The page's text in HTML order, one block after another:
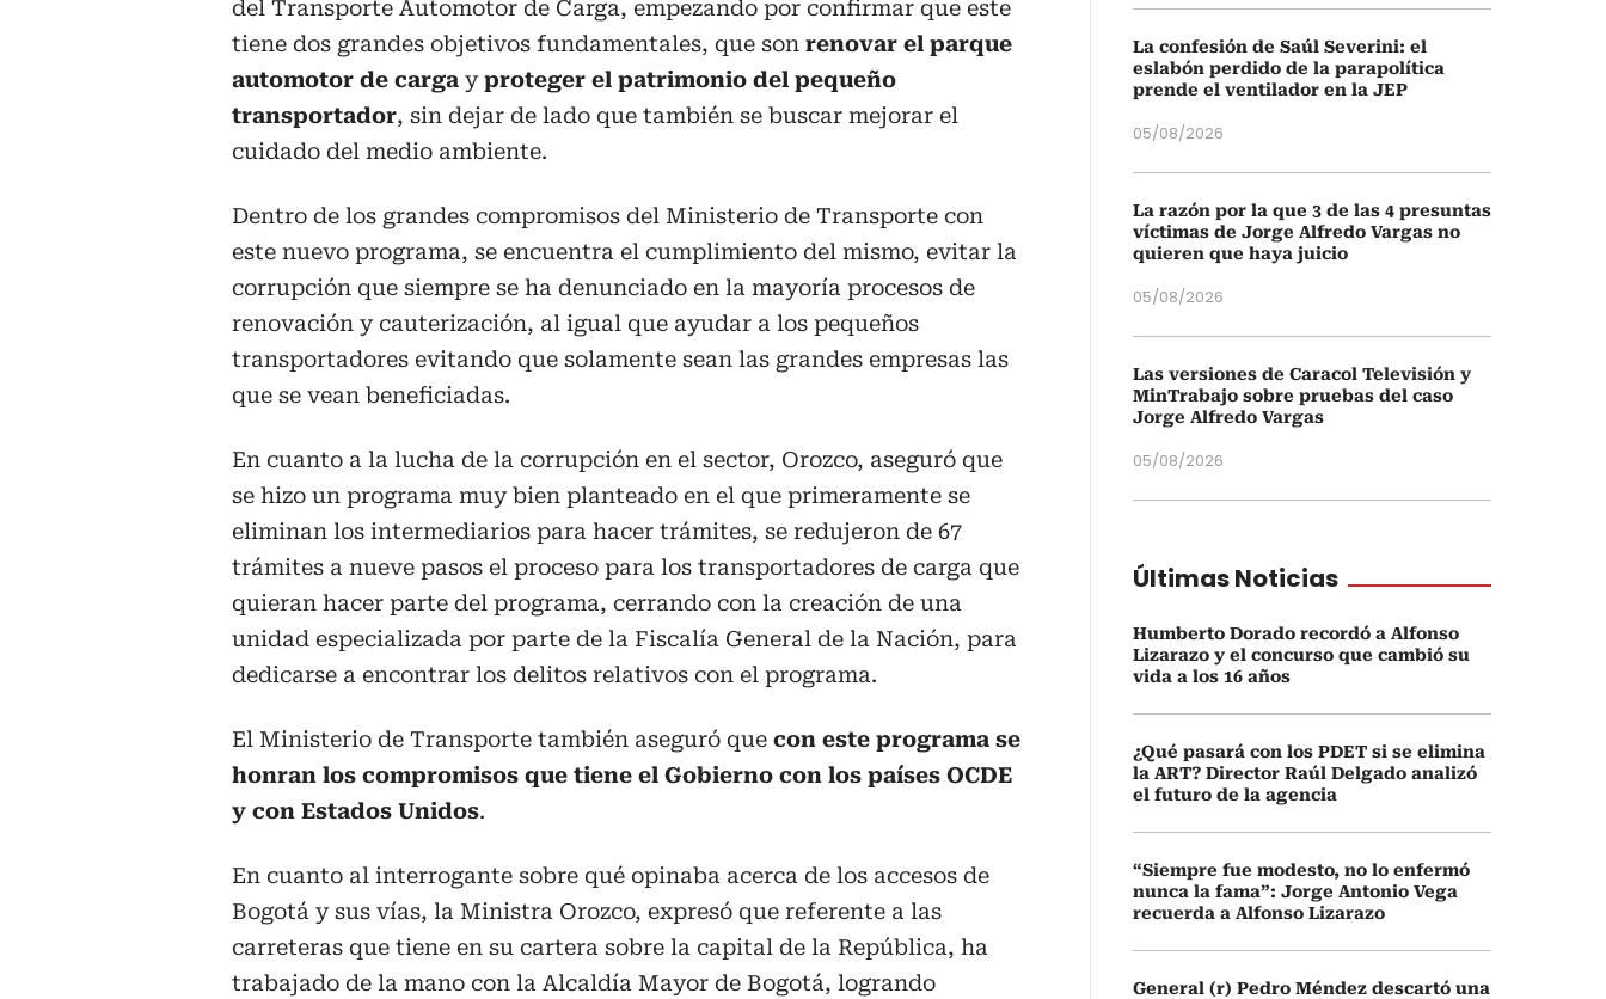
del Transporte Automotor de Carga, empezando por confirmar que este
tiene dos grandes objetivos fundamentales, que son renovar el parque
automotor de carga yproteger el patrimonio del pequeño
transportador, sin dejar de lado que también se buscar mejorar el
cuidado del medio ambiente.
Dentro de los grandes compromisos del Ministerio de Transporte con
este nuevo programa, se encuentra el cumplimiento del mismo, evitar la
corrupción que siempre se ha denunciado en la mayoría procesos de
renovación y cauterización, al igual que ayudar a los pequeños
transportadores evitando que solamente sean las grandes empresas las
que se vean beneficiadas.
En cuanto a la lucha de la corrupción en el sector, Orozco, aseguró que
se hizo un programa muy bien planteado en el que primeramente se
eliminan los intermediarios para hacer trámites, se redujeron de 67
trámites a nueve pasos el proceso para los transportadores de carga que
quieran hacer parte del programa, cerrando con la creación de una
unidad especializada por parte de la Fiscalía General de la Nación, para
dedicarse a encontrar los delitos relativos con el programa.
El Ministerio de Transporte también aseguró que con este programa se
honran los compromisos que tiene el Gobierno con los países OCDE
y con Estados Unidos.
En cuanto al interrogante sobre qué opinaba acerca de los accesos de
Bogotá y sus vías, la Ministra Orozco, expresó que referente a las
carreteras que tiene en su cartera sobre la capital de la República, ha
trabajado de la mano con la Alcaldía Mayor de Bogotá, logrando
La confesión de Saúl Severini: el
eslabón perdido de la parapolítica
prende el ventilador en la JEP
05/08/2026
La razón por la que 3 de las 4 presuntas
víctimas de Jorge Alfredo Vargas no
quieren que haya juicio
05/08/2026
Las versiones de Caracol Televisión y
MinTrabajo sobre pruebas del caso
Jorge Alfredo Vargas
05/08/2026
Últimas Noticias
Humberto Dorado recordó a Alfonso
Lizarazo y el concurso que cambió su
vida a los 16 años
¿Qué pasará con los PDET si se elimina
la ART? Director Raúl Delgado analizó
el futuro de la agencia
“Siempre fue modesto, no lo enfermó
nunca la fama”: Jorge Antonio Vega
recuerda a Alfonso Lizarazo
General (r) Pedro Méndez descartó una